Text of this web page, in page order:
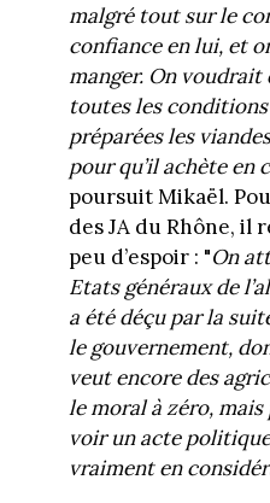
malgré tout sur le
confiance en lui, et
manger. On voudrait
toutes les
préparées les
pour qu’il achète en
poursuit Mikaël.
des JA du Rhône, il
peu d’espoir : "On
Etats généraux de
a été déçu par la
le gouvernement,
veut encore des
le moral à zéro,
voir un acte
vraiment en